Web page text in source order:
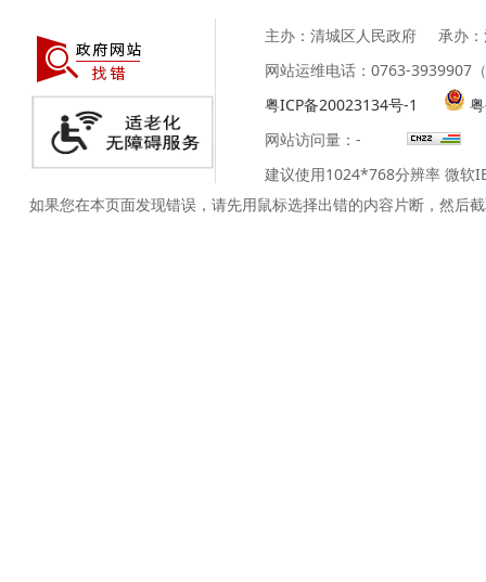
主办：清城区人民政府
承办
网站运维电话：0763-3939907
粤ICP备20023134号-1
网站访问量： -
建议使用1024*768分辨率 微软
如果您在本页面发现错误，请先用鼠标选择出错的内容片断，然后